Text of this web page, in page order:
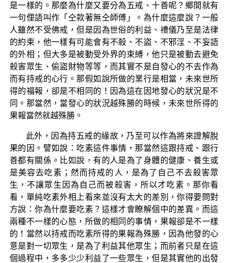
是一樣的。那麼為什麼又要分為五戒、十善呢？鄉間就有
一句俚語叫作「仝款著無仝師傅」。為什麼這麼說？一般
人雖然不受佛戒，但是因為世俗的利益、禮儀乃至是法律
的約束，他一樣有可能會有不殺、不盜、不邪淫、不妄語
的外相；但大多是被動受外界的束縛，他只是被動去避免
殺害眾生、偷盜財物等等，而其實不是自發心的不去作為
而有持戒的心行。那假如說所做的業行是相當，未來世所
得的福報，卻是不相同的！因為這在因地發心的狀況是不
同。那當然，當發心的狀況越殊勝的時候，未來世所得的
果報當然就越殊勝。
此外，因為持五戒的緣故，乃至可以作為將來證解脫
果的因。譬如說：吃素這件事情，那當然這跟持戒、跟行
善都有關係。比如說，有的人是為了身體的健康、養生或
是美容去吃素；然而持戒的人，是為了自己不去殺害眾
生，不讓眾生因為自己而被殺害，所以才吃素。那你看
看，單純吃素外相上看來並沒有太大的差別，你得要問對
方說：你為什麼要吃素？這樣才會瞭解個中的差異。而這
兩種不一樣的心態，所做的相同的事情，果報卻是不一樣
的！當然以持戒而吃素所得的果報為殊勝，因為他發的心
意是對一切眾生，是為了利益其他眾生；而前者只是在這
個過程中，多多少少利益了一些眾生，但是其實他的出發